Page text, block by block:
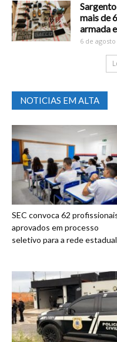
mais de
armada
6 de
NOTICIAS EM ALTA
SEC convoca 62
aprovados em processo
seletivo para a rede estadual